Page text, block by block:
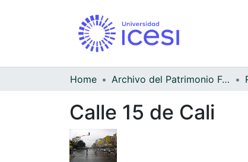
Home Archivo del Patrimonio Fotográfico y Fílmico del Valle del Cauca
Calle 15 de Cali